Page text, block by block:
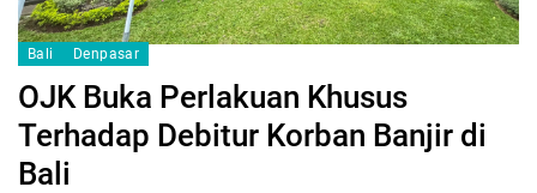
Bali Denpasar
OJK Buka Perlakuan Khusus
Terhadap Debitur Korban Banjir di
Bali